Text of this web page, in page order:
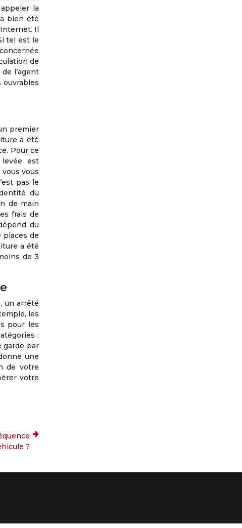
la
bien été
Il
tel est le
de
l’agent
premier
a été
Pour ce
levée est
vous
pas le
du
de main
frais de
du
places de
a été
de 3
un arrêté
les
pour les
:
garde par
une
de votre
votre
?